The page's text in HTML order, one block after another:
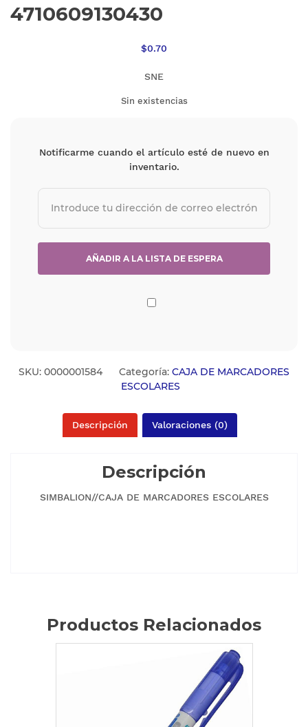
4710609130430
$0.70
SNE
Sin existencias
Notificarme cuando el artículo esté de nuevo en
inventario.
SKU: 0000001584 Categoría: CAJA DE MARCADORES
ESCOLARES
Descripción Valoraciones (0)
Descripción
SIMBALION//CAJA DE MARCADORES ESCOLARES
Productos Relacionados